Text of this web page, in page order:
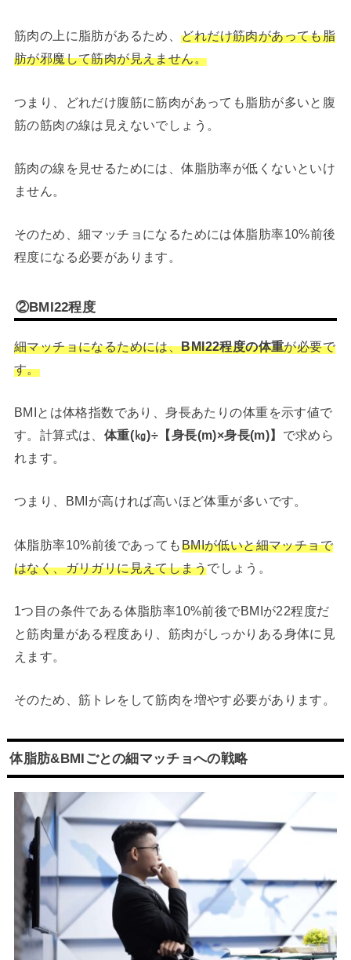
筋肉の上に脂肪があるため、どれだけ筋肉があっても脂
肪が邪魔して筋肉が見えません。
つまり、どれだけ腹筋に筋肉があっても脂肪が多いと腹
筋の筋肉の線は見えないでしょう。
筋肉の線を見せるためには、体脂肪率が低くないといけ
ません。
そのため、細マッチョになるためには体脂肪率10%前後
程度になる必要があります。
②BMI22程度
細マッチョになるためには、BMI22程度の体重が必要で
す。
BMIとは体格指数であり、身長あたりの体重を示す値で
す。計算式は、 体重(㎏)÷【身長(m)×身長(m)】 で求めら
れます。
つまり、BMIが高ければ高いほど体重が多いです。
体脂肪率10%前後であってもBMIが低いと細マッチョで
はなく、ガリガリに見えてしまうでしょう。
1つ目の条件である体脂肪率10%前後でBMIが22程度だ
と筋肉量がある程度あり、筋肉がしっかりある身体に見
えます。
そのため、筋トレをして筋肉を増やす必要があります。
体脂肪&BMIごとの細マッチョへの戦略